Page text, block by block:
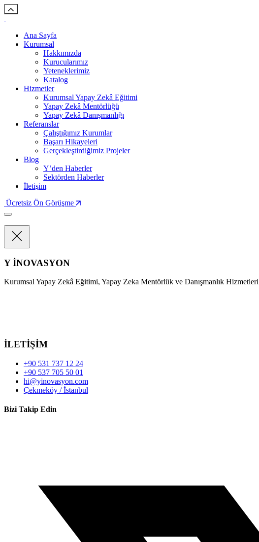
Ana Sayfa
Kurumsal
Hakkımızda
Kurucularımız
Yeteneklerimiz
Katalog
Hizmetler
Kurumsal Yapay Zekâ Eğitimi
Yapay Zekâ Mentörlüğü
Yapay Zekâ Danışmanlığı
Referanslar
Çalıştığımız Kurumlar
Başarı Hikayeleri
Gerçekleştirdiğimiz Projeler
Blog
Y’den Haberler
Sektörden Haberler
İletişim
Ücretsiz Ön Görüşme
Y İNOVASYON
Kurumsal Yapay Zekâ Eğitimi, Yapay Zeka Mentörlük ve Danışmanlık Hizmetleri
İLETİŞİM
+90 531 737 12 24
+90 537 705 50 01
hi@yinovasyon.com
Çekmeköy / İstanbul
Bizi Takip Edin